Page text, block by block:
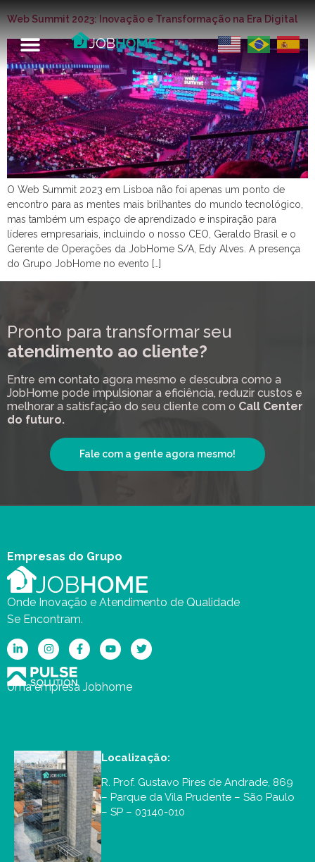
Web Summit 2023: Inovação e Transformação na Era Digital
O Web Summit 2023 em Lisboa não foi apenas um ponto de
encontro para as mentes mais brilhantes do mundo tecnológico,
mas também um espaço de aprendizado e inspiração para
líderes empresariais, incluindo o nosso CEO, Geraldo Brasil e o
Gerente de Operações da JobHome S/A, Edy Alves. A presença
do Grupo JobHome no evento […]
Pronto para transformar seu
atendimento ao cliente?
Entre em contato agora mesmo e descubra como a
JobHome pode impulsionar a eficiência, reduzir custos e
melhorar a satisfação do seu cliente com o Call Center
do futuro.
Fale com a gente agora mesmo!
Empresas do Grupo
Onde Inovação e Atendimento de Qualidade
Se Encontram.
Uma empresa Jobhome
Localização:
R. Prof. Gustavo Pires de Andrade, 869
– Parque da Vila Prudente – São Paulo
– SP – 03140-010